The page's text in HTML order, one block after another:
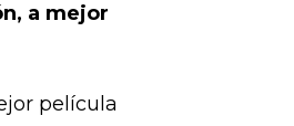
a mejor
película